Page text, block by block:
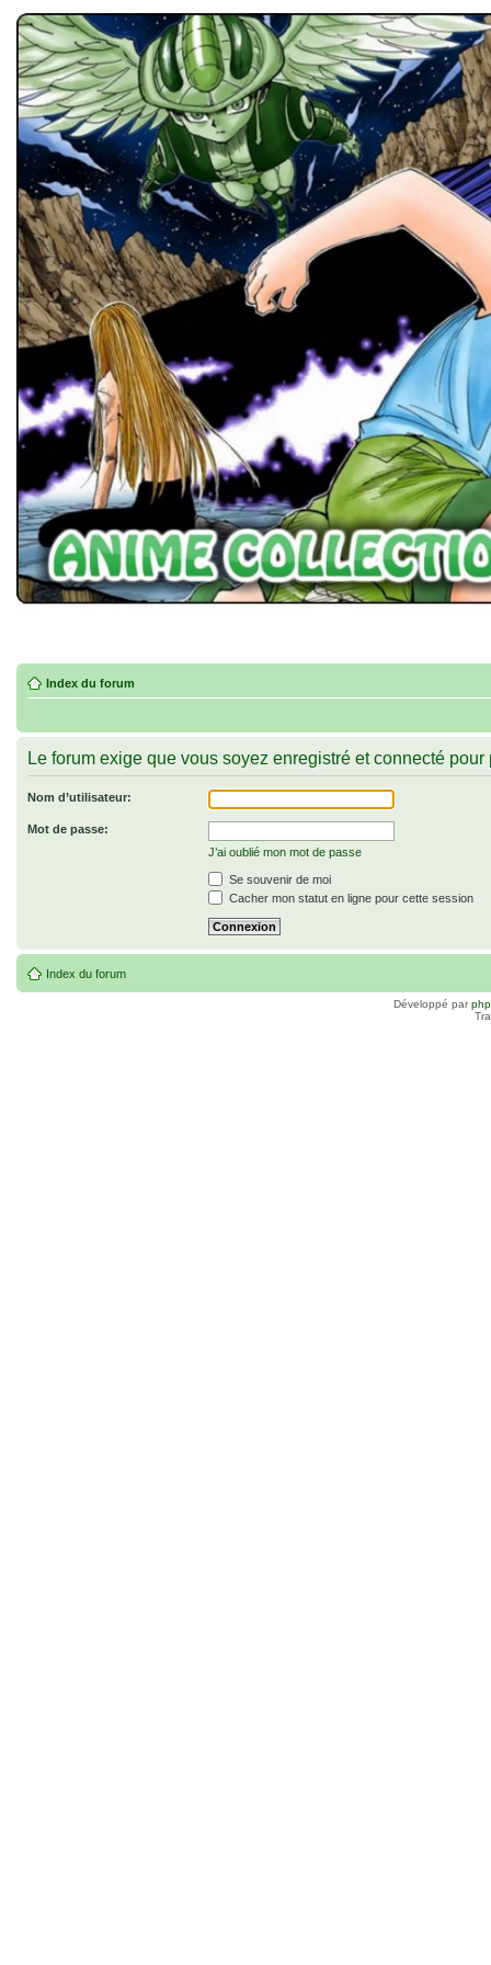
Index du forum
Le forum exige que vous soyez enregistré et connecté
Nom d’utilisateur:
Mot de passe:
J’ai oublié mon mot de passe
Se souvenir de moi
Cacher mon statut en ligne pour cette session
Index du forum
Développé par